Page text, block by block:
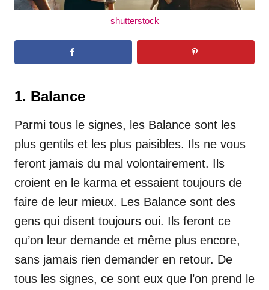
shutterstock
1. Balance
Parmi tous le signes, les Balance sont les
plus gentils et les plus paisibles. Ils ne vous
feront jamais du mal volontairement. Ils
croient en le karma et essaient toujours de
faire de leur mieux. Les Balance sont des
gens qui disent toujours oui. Ils feront ce
qu’on leur demande et même plus encore,
sans jamais rien demander en retour. De
tous les signes, ce sont eux que l’on prend le